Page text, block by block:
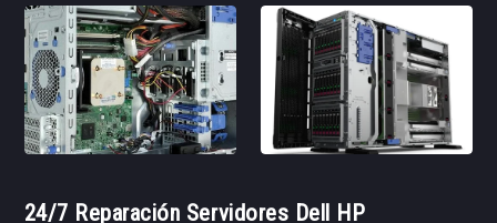
24/7 Reparación Servidores Dell HP